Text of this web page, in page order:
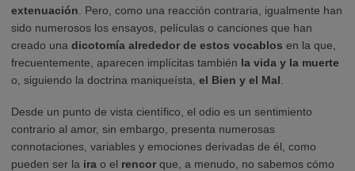
extenuación . Pero, como una reacción contraria, igualmente han
sido numerosos los ensayos, películas o canciones que han
creado una dicotomía alrededor de estos vocablos en la que,
frecuentemente, aparecen implícitas también la vida y la muerte
o, siguiendo la doctrina maniqueísta, el Bien y el Mal
Desde un punto de vista científico, el odio es un sentimiento
contrario al amor, sin embargo, presenta numerosas
connotaciones, variables y emociones derivadas de él, como
pueden ser la ira o el rencor que, a menudo, no sabemos cómo